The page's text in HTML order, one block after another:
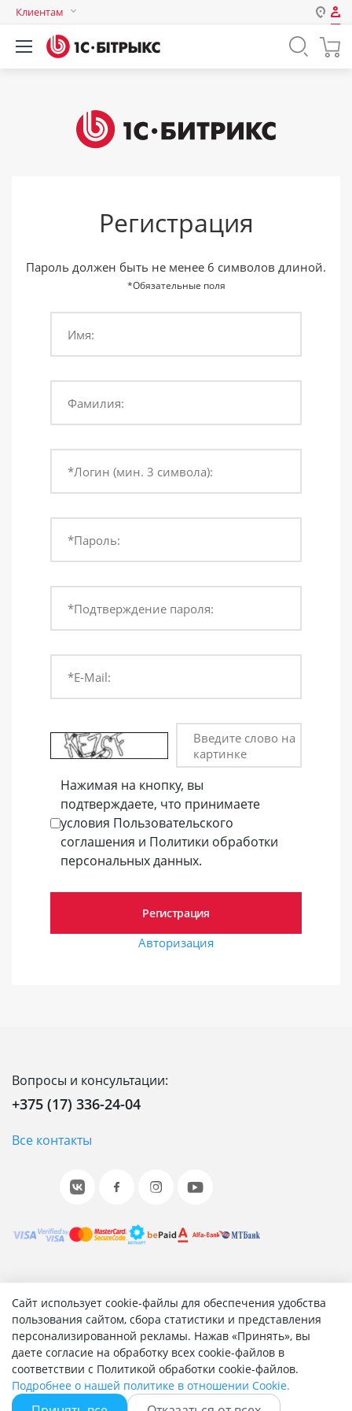
Сайт использует cookie-файлы для обеспечения удобства
пользования сайтом, сбора статистики и представления
персонализированной рекламы. Нажав «Принять», вы
даете согласие на обработку всех cookie-файлов в
соответствии с Политикой обработки cookie-файлов.
Подробнее о нашей политике в отношении Cookie.
Клиентам
Авторизация
Логин
Запомнить меня на этом
компьютере
Забыли свой пароль?
Регистрация
Пароль должен быть не менее 6 символов длиной.
*Обязательные поля
Имя:
Фамилия:
*Логин (мин. 3 символа):
*Пароль:
*Подтверждение пароля:
*E-Mail:
Введите слово на
картинке
Нажимая на кнопку, вы
подтверждаете, что принимаете
условия Пользовательского
соглашения и Политики обработки
персональных данных.
Авторизация
Вопросы и консультации:
+375 (17) 336-24-04
Все контакты
© 2001-2026 «Битрикс», «1С-Битрикс». Работает на 1С-
Битрикс: Управление сайтом.
Согласие на обработку персональных данных
Отзыв согласия на обработку персональных данных
Политика обработки персональных данных
Соглашение об использовании сайта